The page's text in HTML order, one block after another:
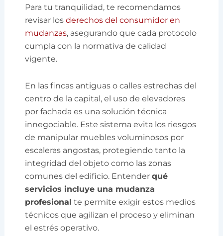
Para tu tranquilidad, te recomendamos
revisar losderechos del consumidor en
mudanzas, asegurando que cada protocolo
cumpla con la normativa de calidad
vigente.
En las fincas antiguas o calles estrechas del
centro de la capital, el uso de elevadores
por fachada es una solución técnica
innegociable. Este sistema evita los riesgos
de manipular muebles voluminosos por
escaleras angostas, protegiendo tanto la
integridad del objeto como las zonas
comunes del edificio. Entenderqué
servicios incluye una mudanza
profesional te permite exigir estos medios
técnicos que agilizan el proceso y eliminan
el estrés operativo.